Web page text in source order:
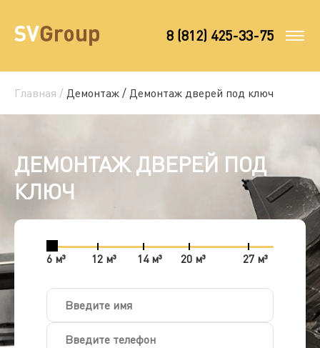
8 (812) 425-33-75
Главная / Демонтаж / Демонтаж дверей под ключ
ДЕМОНТАЖ ДВЕРЕЙ ПОД
КЛЮЧ
6 м³ 12 м³ 14 м³ 20 м³ 27 м³